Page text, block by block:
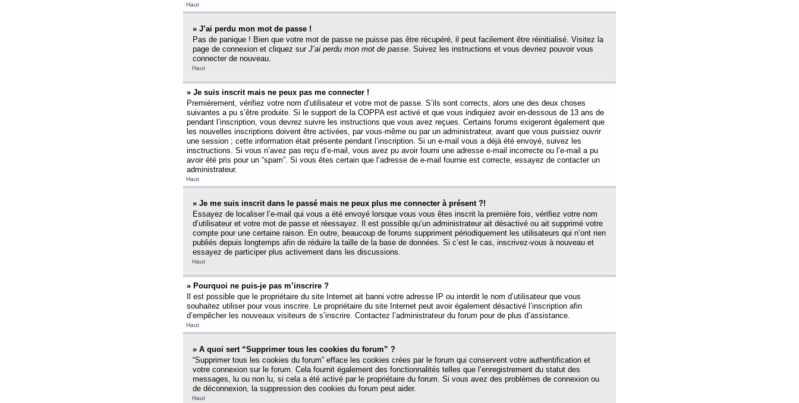
Haut
» J’ai perdu mon mot de passe !
Pas de panique ! Bien que votre mot de passe ne puisse pas être récupéré, il peut facilement être réinitialisé. Visitez la
page de connexion et cliquez sur J’ai perdu mon mot de passe. Suivez les instructions et vous devriez pouvoir vous
connecter de nouveau.
Haut
» Je suis inscrit mais ne peux pas me connecter !
Premièrement, vérifiez votre nom d’utilisateur et votre mot de passe. S’ils sont corrects, alors une des deux choses
suivantes a pu s’être produite. Si le support de la COPPA est activé et que vous indiquiez avoir en-dessous de 13 ans de
pendant l’inscription, vous devrez suivre les instructions que vous avez reçues. Certains forums exigeront également que
les nouvelles inscriptions doivent être activées, par vous-même ou par un administrateur, avant que vous puissiez ouvrir
une session ; cette information était présente pendant l’inscription. Si un e-mail vous a déjà été envoyé, suivez les
insctructions. Si vous n’avez pas reçu d’e-mail, vous avez pu avoir fourni une adresse e-mail incorrecte ou l’e-mail a pu
avoir été pris pour un “spam”. Si vous êtes certain que l’adresse de e-mail fournie est correcte, essayez de contacter un
administrateur.
Haut
» Je me suis inscrit dans le passé mais ne peux plus me connecter à présent ?!
Essayez de localiser l’e-mail qui vous a été envoyé lorsque vous vous êtes inscrit la première fois, vérifiez votre nom
d’utilisateur et votre mot de passe et réessayez. Il est possible qu’un administrateur ait désactivé ou ait supprimé votre
compte pour une certaine raison. En outre, beaucoup de forums suppriment périodiquement les utilisateurs qui n’ont rien
publiés depuis longtemps afin de réduire la taille de la base de données. Si c’est le cas, inscrivez-vous à nouveau et
essayez de participer plus activement dans les discussions.
Haut
» Pourquoi ne puis-je pas m’inscrire ?
Il est possible que le propriétaire du site Internet ait banni votre adresse IP ou interdit le nom d’utilisateur que vous
souhaitez utiliser pour vous inscrire. Le propriétaire du site Internet peut avoir également désactivé l’inscription afin
d’empêcher les nouveaux visiteurs de s’inscrire. Contactez l’administrateur du forum pour de plus d’assistance.
Haut
» A quoi sert “Supprimer tous les cookies du forum” ?
“Supprimer tous les cookies du forum” efface les cookies crées par le forum qui conservent votre authentification et
votre connexion sur le forum. Cela fournit également des fonctionnalités telles que l’enregistrement du statut des
messages, lu ou non lu, si cela a été activé par le propriétaire du forum. Si vous avez des problèmes de connexion ou
de déconnexion, la suppression des cookies du forum peut aider.
Haut